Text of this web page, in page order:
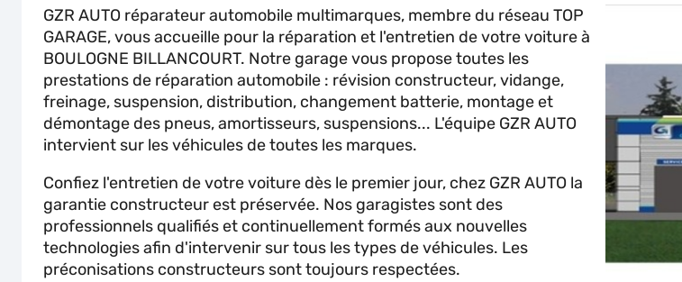
GZR AUTO réparateur automobile multimarques, membre du réseau TOP
GARAGE, vous accueille pour la réparation et l'entretien de votre voiture à
BOULOGNE BILLANCOURT. Notre garage vous propose toutes les
prestations de réparation automobile : révision constructeur, vidange,
freinage, suspension, distribution, changement batterie, montage et
démontage des pneus, amortisseurs, suspensions... L'équipe GZR AUTO
intervient sur les véhicules de toutes les marques.
Confiez l'entretien de votre voiture dès le premier jour, chez GZR AUTO la
garantie constructeur est préservée. Nos garagistes sont des
professionnels qualifiés et continuellement formés aux nouvelles
technologies afin d'intervenir sur tous les types de véhicules. Les
préconisations constructeurs sont toujours respectées.